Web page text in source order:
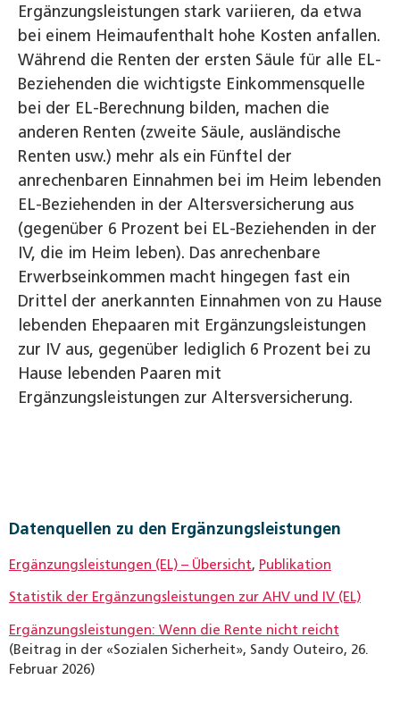
Ergänzungsleistungen stark variieren, da etwa
bei einem Heimaufenthalt hohe Kosten anfallen.
Während die Renten der ersten Säule für alle EL-
Beziehenden die wichtigste Einkommensquelle
bei der EL-Berechnung bilden, machen die
anderen Renten (zweite Säule, ausländische
Renten usw.) mehr als ein Fünftel der
anrechenbaren Einnahmen bei im Heim lebenden
EL-Beziehenden in der Altersversicherung aus
(gegenüber 6 Prozent bei EL-Beziehenden in der
IV, die im Heim leben). Das anrechenbare
Erwerbseinkommen macht hingegen fast ein
Drittel der anerkannten Einnahmen von zu Hause
lebenden Ehepaaren mit Ergänzungsleistungen
zur IV aus, gegenüber lediglich 6 Prozent bei zu
Hause lebenden Paaren mit
Ergänzungsleistungen zur Altersversicherung.
Datenquellen zu den Ergänzungsleistungen
Ergänzungsleistungen (EL) – Übersicht, Publikation
Statistik der Ergänzungsleistungen zur AHV und IV (EL)
Ergänzungsleistungen: Wenn die Rente nicht reicht
(Beitrag in der «Sozialen Sicherheit», Sandy Outeiro, 26.
Februar 2026)